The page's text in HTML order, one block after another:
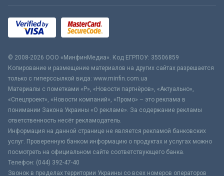
© 2008-2026 ООО «МинфинМедиа». Код ЕГРПОУ: 35506859
Копирование и размещение материалов на других сайтах разрешается
только с гиперссылкой вида: www.minfin.com.ua
Материалы с пометками «Р», «Новости партнёров», «Актуально»,
«Спецпроект», «Новости компаний», «Промо» – это реклама в
понимании Закона Украины «О рекламе». За содержание рекламы
ответственность несёт рекламодатель.
Информация на данной странице не является рекламой банковских
услуг. Проверенную банком информацию о продуктах и услугах можно
посмотреть на официальном сайте соответствующего банка.
Телефон: (044) 392-47-40
Звонок в пределах территории Украины со всех номеров операторов